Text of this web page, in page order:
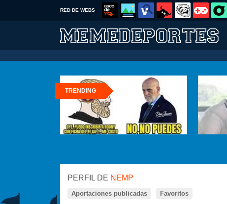
RED DE WEBS
TRENDING
PERFIL DE NEMP
Aportaciones publicadas
Favoritos